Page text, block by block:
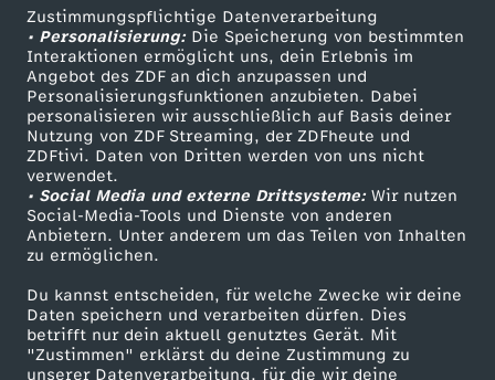
Zustimmungspflichtige Datenverarbeitung
• Personalisierung:Die Speicherung von bestimmten
Interaktionen ermöglicht uns, dein Erlebnis im
Angebot des ZDF an dich anzupassen und
Personalisierungsfunktionen anzubieten. Dabei
personalisieren wir ausschließlich auf Basis deiner
Nutzung von ZDF Streaming, der ZDFheute und
ZDFtivi. Daten von Dritten werden von uns nicht
verwendet.
• Social Media und externe Drittsysteme:Wir nutzen
Social-Media-Tools und Dienste von anderen
Anbietern. Unter anderem um das Teilen von Inhalten
zu ermöglichen.
Du kannst entscheiden, für welche Zwecke wir deine
Daten speichern und verarbeiten dürfen. Dies
betrifft nur dein aktuell genutztes Gerät. Mit
"Zustimmen" erklärst du deine Zustimmung zu
unserer Datenverarbeitung, für die wir deine
h
l
a
n
d
v
o
Livestreams
Sendungen A-Z
TV-Programm
Zuschauerservice
Hilfe
ZDF Unternehmen
Karriere
ZDF goes Schule
Werbefernsehen